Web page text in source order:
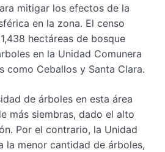
mitigar los efectos de la
en la zona. El censo
hectáreas de bosque
en la Unidad Comunera
como Ceballos y Santa Clara.
de árboles en esta área
más siembras, dado el alto
Por el contrario, la Unidad
la menor cantidad de árboles,